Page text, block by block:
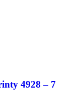
4928 – 7